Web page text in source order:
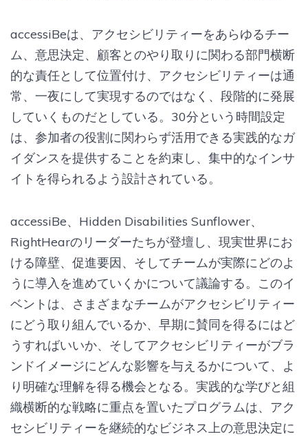
accessiBeは、アクセシビリティーをあらゆるチー
ム、意思決定、顧客とのやり取りに関わる部門横断
的な責任として位置付け、アクセシビリティーは通
常、一夜にして実現するのではなく、段階的に発展
していくものだとしている。30分という時間設定
は、参加者の役割に関わらず活用できる実践的なガ
イダンスを提供することを約束し、集中的なインサ
イトを得られるよう設​​計されている。
accessiBe、Hidden Disabilities Sunflower、
RightHearのリーダーたちが登壇し、現実世界にお
ける障壁、促進要因、そしてチームが実際にどのよ
うに導入を進めていくかについて議論する。このイ
ベントは、さまざまなチームがアクセシビリティー
にどう取り組んでいるか、早期に賛同を得るにはど
うすればいいか、そしてアクセシビリティーがブラ
ンドイメージにどんな影響を与えるかについて、よ
り明確な理解を得る機会となる。実践的な学びと組
織横断的な戦略に重点を置いたプログラムは、アク
セシビリティーを継続的なビジネス上の意思決定に